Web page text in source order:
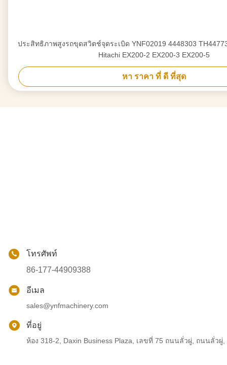
ประสิทธิภาพสูงรถขุดสวิตช์จุดระเบิด YNF02019 4448303
Hitachi EX200-2 EX200-3 EX200-5
หา ราคา ที่ ดี ที่สุด
โทรศัพท์
86-177-44909388
อีเมล
sales@ynfmachinery.com
ที่อยู่
ห้อง 318-2, Daxin Business Plaza, เลขที่ 75 ถนนลั่วผู่, ถนนลั่ว